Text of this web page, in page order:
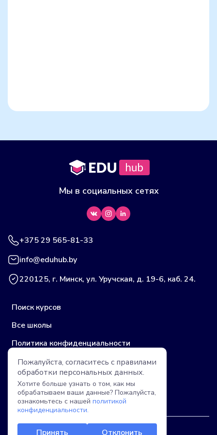
Мы в социальных сетях
Поиск курсов
Все школы
Политика конфиденциальности
Публичная оферта (учебные центры)
Пользовательское соглашение
Публичная оферта (компании)
+375 29 565-81-33
info@eduhub.by
220125, г. Минск, ул. Уручская, д. 19-6, каб. 24.
Пожалуйста, согласитесь с правилами
обработки персональных данных.
Хотите больше узнать о том, как мы
обрабатываем ваши данные? Пожалуйста,
ознакомьтесь с нашей политикой
конфиденциальности.
Принять Отклонить